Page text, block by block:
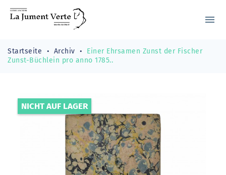
menu
Startseite Archiv
Einer Ehrsamen Zunst der Fischer
Zunst-Büchlein pro anno 1785..
NICHT AUF LAGER